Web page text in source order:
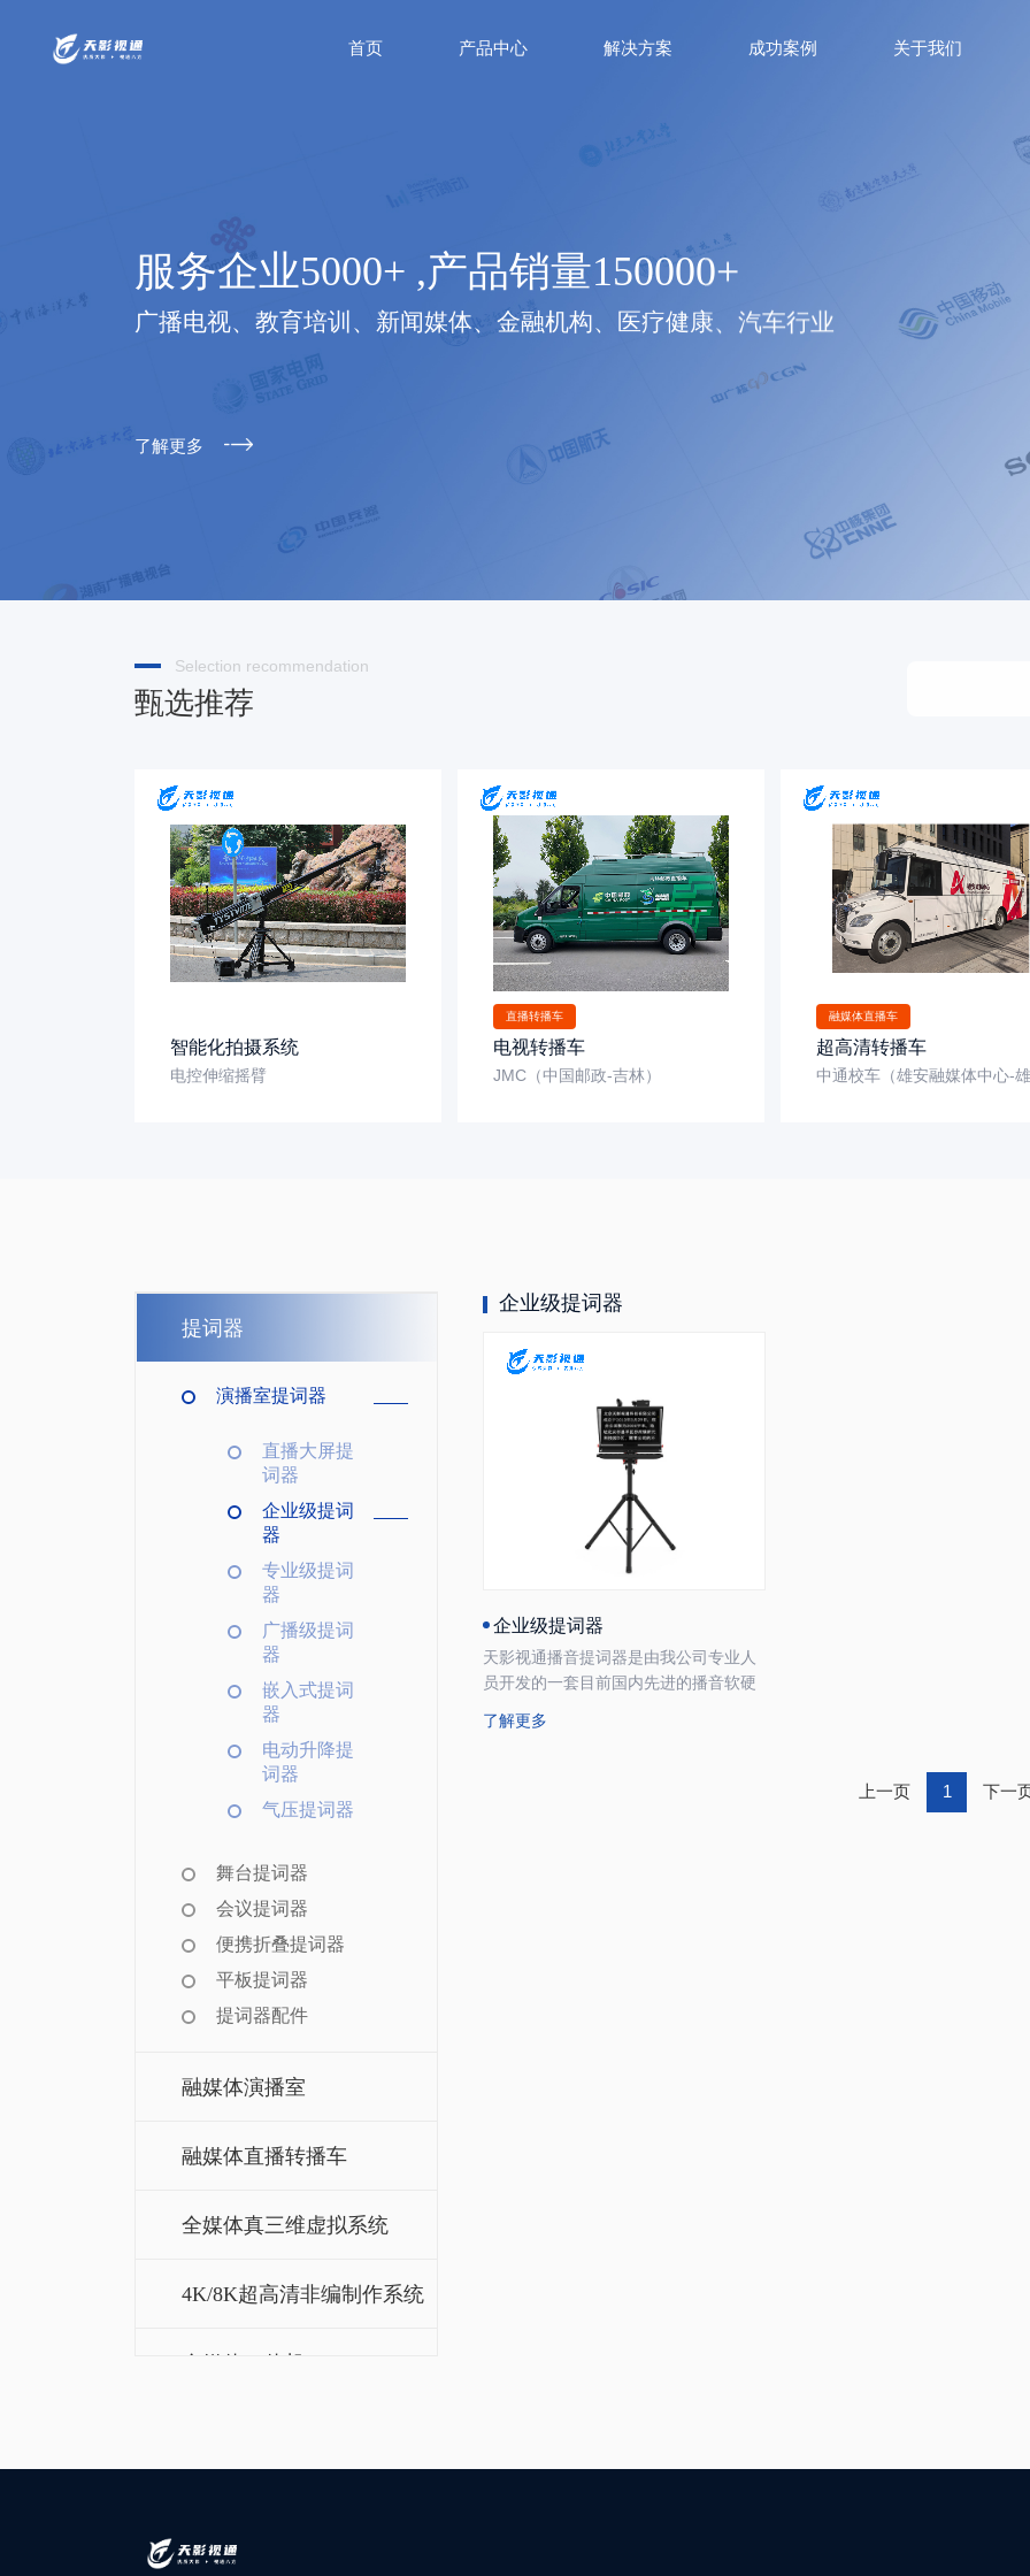
首页 产品中心 解决方案 成功案例 关于我们
服务企业5000+ ,产品销量150000+
广播电视、教育培训、新闻媒体、金融机构、医疗健康、汽车行业
了解更多
Selection recommendation
甄选推荐
智能化拍摄系统
电控伸缩摇臂
直播转播车
电视转播车
JMC（中国邮政-吉林）
融媒体直播车
超高清转播车
提词器
演播室提词器
直播大屏提
词器
企业级提词
器
专业级提词
器
广播级提词
器
嵌入式提词
器
电动升降提
词器
气压提词器
舞台提词器
会议提词器
便携折叠提词器
平板提词器
提词器配件
融媒体演播室
融媒体直播转播车
全媒体真三维虚拟系统
4K/8K超高清非编制作系统
全媒体一体机
媒资管理系统
企业级提词器
企业级提词器
天影视通播音提词器是由我公司专业人
员开发的一套目前国内先进的播音软硬
Windows 8、Windows 10、Mac系统，
了解更多
上一页 1 下一